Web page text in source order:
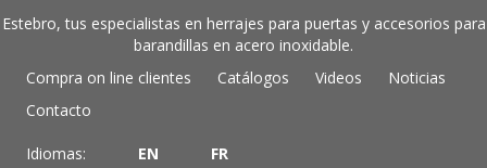
Estebro, tus especialistas en herrajes para puertas y accesorios para
barandillas en acero inoxidable.
Compra on line clientes
Catálogos Videos
Noticias
Contacto
Idiomas: EN FR